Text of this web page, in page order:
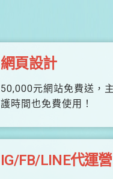
網頁設計
50,000元網站免費送，
護時間也免費使用！
IG/FB/LINE代運營